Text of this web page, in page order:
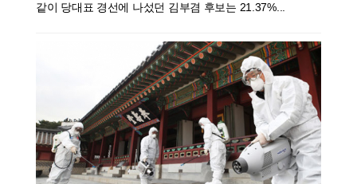
같이 당대표 경선에 나섰던 김부겸 후보는 21.37%...